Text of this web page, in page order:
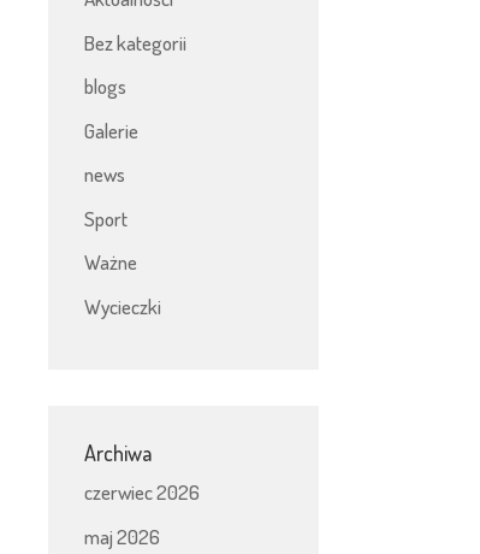
Bez kategorii
blogs
Galerie
news
Sport
Ważne
Wycieczki
Archiwa
czerwiec 2026
maj 2026